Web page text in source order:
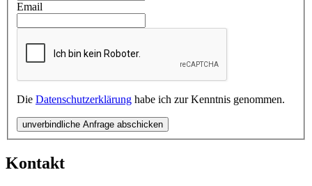
Email
Die Datenschutzerklärung habe ich zur Kenntnis genommen.
unverbindliche Anfrage abschicken
Kontakt